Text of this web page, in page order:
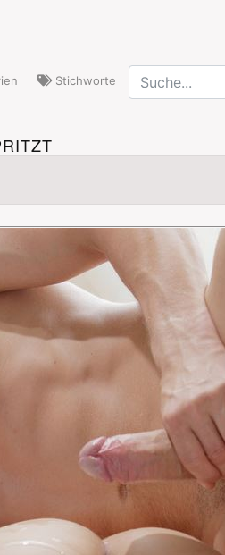
Stichworte